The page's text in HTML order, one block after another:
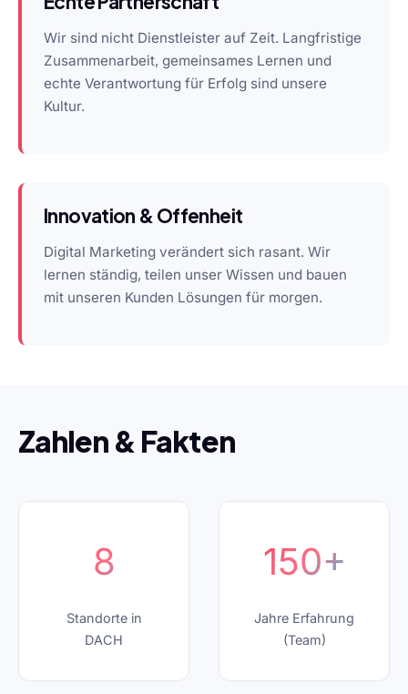
Wir sind nicht Dienstleister auf Zeit. Langfristige
Zusammenarbeit, gemeinsames Lernen und
echte Verantwortung für Erfolg sind unsere
Kultur.
Innovation & Offenheit
Digital Marketing verändert sich rasant. Wir
lernen ständig, teilen unser Wissen und bauen
mit unseren Kunden Lösungen für morgen.
Zahlen & Fakten
8
Standorte in
DACH
150+
Jahre Erfahrung
(Team)